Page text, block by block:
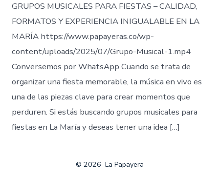
GRUPOS MUSICALES PARA FIESTAS – CALIDAD,
FORMATOS Y EXPERIENCIA INIGUALABLE EN LA
MARÍA https://www.papayeras.co/wp-
content/uploads/2025/07/Grupo-Musical-1.mp4
Conversemos por WhatsApp Cuando se trata de
organizar una fiesta memorable, la música en vivo es
una de las piezas clave para crear momentos que
perduren. Si estás buscando grupos musicales para
fiestas en La María y deseas tener una idea […]
© 2026 La Papayera